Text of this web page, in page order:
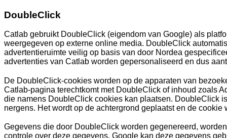
DoubleClick
Catlab gebruikt DoubleClick (eigendom van Google) als
weergegeven op externe online media. DoubleClick
advertentieruimte veilig op basis van door Nordea
advertenties van Catlab worden gepersonaliseerd en dus
De DoubleClick-cookies worden op de apparaten van
Catlab-pagina terechtkomt met DoubleClick of inhoud zoals
die namens DoubleClick cookies kan plaatsen. DoubleClick
nergens. Het wordt op de achtergrond geplaatst en de
Gegevens die door DoubleClick worden gegenereerd,
controle over deze gegevens. Google kan deze gegevens